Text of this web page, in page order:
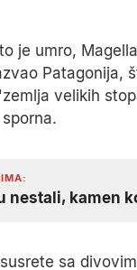
je umro,
Patagonija,
velikih
nestali, kamen
sa